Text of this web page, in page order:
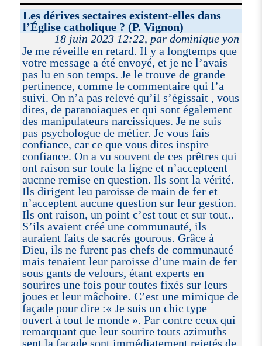
Les dérives sectaires existent-elles dans
l’Église catholique ? (P. Vignon)
18 juin 2023 12:22, par dominique yon
Je me réveille en retard. Il y a longtemps que
votre message a été envoyé, et je ne l’avais
pas lu en son temps. Je le trouve de grande
pertinence, comme le commentaire qui l’a
suivi. On n’a pas relevé qu’il s’égissait , vous
dites, de paranoiaques et qui sont également
des manipulateurs narcissiques. Je ne suis
pas psychologue de métier. Je vous fais
confiance, car ce que vous dites inspire
confiance. On a vu souvent de ces prêtres qui
ont raison sur toute la ligne et n’accepteent
aucnne remise en question. Ils sont la vérité.
Ils dirigent leu paroisse de main de fer et
n’acceptent aucune question sur leur gestion.
Ils ont raison, un point c’est tout et sur tout..
S’ils avaient créé une communauté, ils
auraient faits de sacrés gourous. Grâce à
Dieu, ils ne furent pas chefs de communauté
mais tenaient leur paroisse d’une main de fer
sous gants de velours, étant experts en
sourires une fois pour toutes fixés sur leurs
joues et leur mâchoire. C’est une mimique de
façade pour dire :« Je suis un chic type
ouvert à tout le monde ». Par contre ceux qui
remarquant que leur sourire touts azimuths
sent la façade sont immédiatement rejetés de